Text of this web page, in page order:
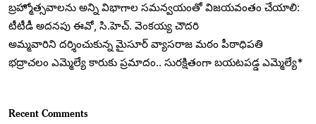
బ్రహ్మోత్సవాలను అన్ని విభాగాల సమన్వయంతో విజయవంతం చేయాలి:
టీటీడీ అదనపు ఈవో, సి.హెచ్. వెంకయ్య చౌదరి
అమ్మవారిని దర్శించుకున్న మైసూర్ వ్యాసరాజ మఠం పీఠాధిపతి
భద్రాచలం ఎమ్మెల్యే కారుకు ప్రమాదం.. సురక్షితంగా బయటపడ్డ ఎమ్మెల్యే*
Recent Comments